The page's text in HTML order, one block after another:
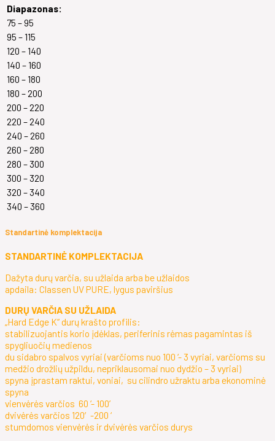
Diapazonas:
75 – 95
95 – 115
120 – 140
140 – 160
160 – 180
180 – 200
200 – 220
220 – 240
240 – 260
260 – 280
280 – 300
300 – 320
320 – 340
340 – 360
Standartinė komplektacija
STANDARTINĖ KOMPLEKTACIJA
Dažyta durų varčia, su užlaida arba be užlaidos
apdaila: Classen UV PURE, lygus paviršius
DURŲ VARČIA SU UŽLAIDA
„Hard Edge K“ durų krašto profilis:
stabilizuojantis korio įdėklas, periferinis rėmas pagamintas iš
spygliuočių medienos
du sidabro spalvos vyriai (varčioms nuo 100 ‘- 3 vyriai, varčioms su
medžio drožlių užpildu, nepriklausomai nuo dydžio – 3 vyriai)
spyna įprastam raktui, voniai, su cilindro užraktu arba ekonominė
spyna
vienvėrės varčios 60 ‘- 100’
dvivėrės varčios 120′-200 ‘
stumdomos vienvėrės ir dvivėrės varčios durys